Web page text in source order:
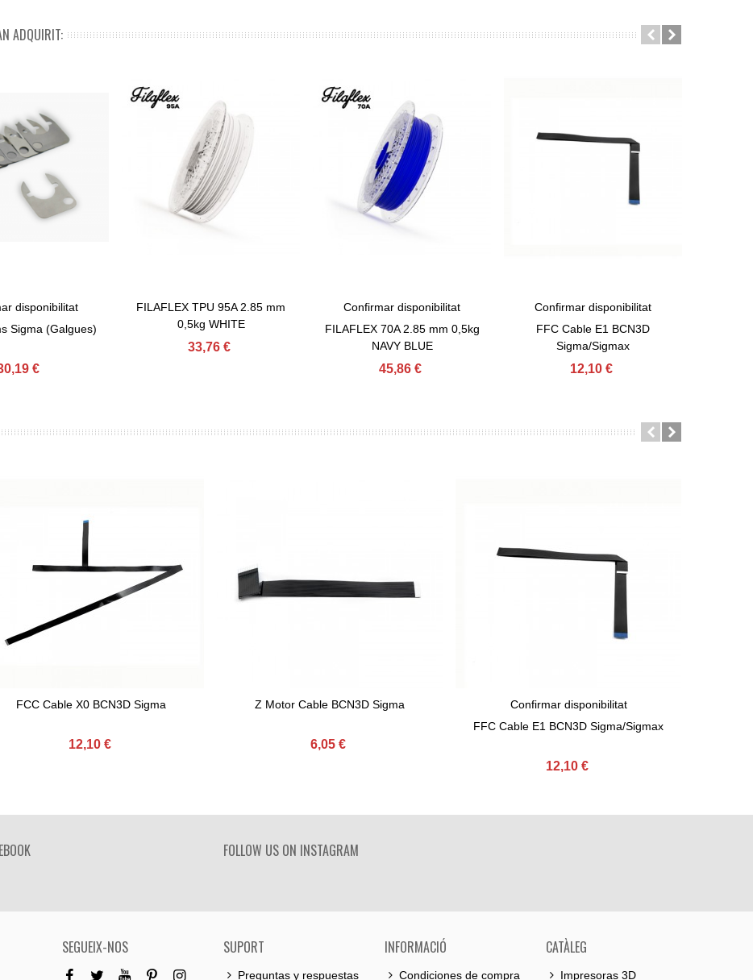
ADQUIRIT:
disponibilitat
Sigma (Galgues)
€
Afegir Al Carret
FILAFLEX TPU 95A 2.85 mm
0,5kg WHITE
33,76 €
View More
Confirmar disponibilitat
FILAFLEX 70A 2.85 mm 0,5kg
NAVY BLUE
45,86 €
View More
Confirmar disponibilitat
FFC Cable E1 BCN3D
Sigma/Sigmax
12,10 €
Afegir Al Carret
FCC Cable X0 BCN3D Sigma
12,10 €
Afegir Al Carret
Z Motor Cable BCN3D Sigma
6,05 €
View More
Confirmar disponibilitat
FFC Cable E1 BCN3D Sigma/Sigmax
12,10 €
FOLLOW US ON INSTAGRAM
SEGUEIX-NOS SUPORT
Preguntas y respuestas
INFORMACIÓ
Condiciones de compra
CATÀLEG
Impresoras 3D